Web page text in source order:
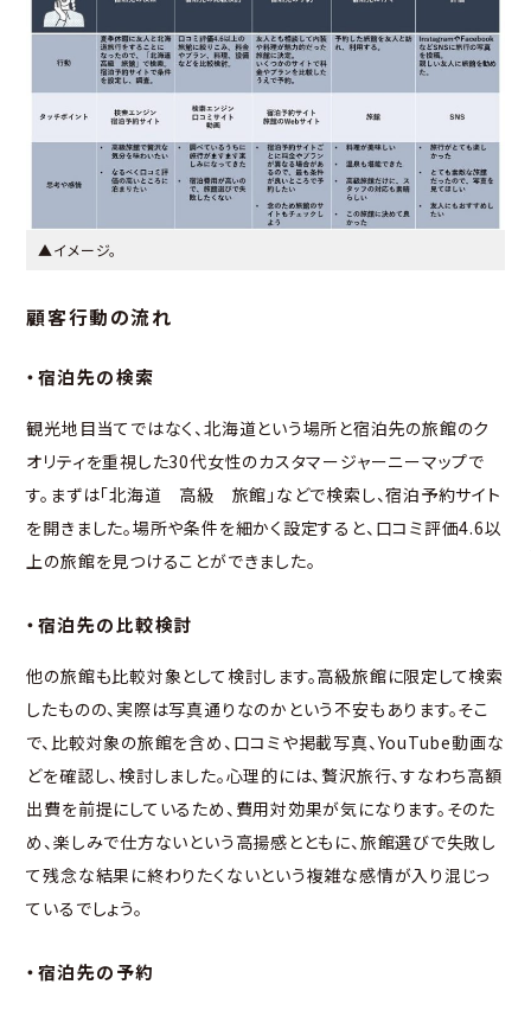
▲イメージ。
顧客行動の流れ
・宿泊先の検索
観光地目当てではなく、北海道という場所と宿泊先の旅館のク
オリティを重視した30代女性のカスタマージャーニーマップで
す。まずは「北海道 高級 旅館」などで検索し、宿泊予約サイト
を開きました。場所や条件を細かく設定すると、口コミ評価4.6以
上の旅館を見つけることができました。
・宿泊先の比較検討
他の旅館も比較対象として検討します。高級旅館に限定して検索
したものの、実際は写真通りなのかという不安もあります。そこ
で、比較対象の旅館を含め、口コミや掲載写真、YouTube動画な
どを確認し、検討しました。心理的には、贅沢旅行、すなわち高額
出費を前提にしているため、費用対効果が気になります。そのた
め、楽しみで仕方ないという高揚感とともに、旅館選びで失敗し
て残念な結果に終わりたくないという複雑な感情が入り混じっ
ているでしょう。
・宿泊先の予約